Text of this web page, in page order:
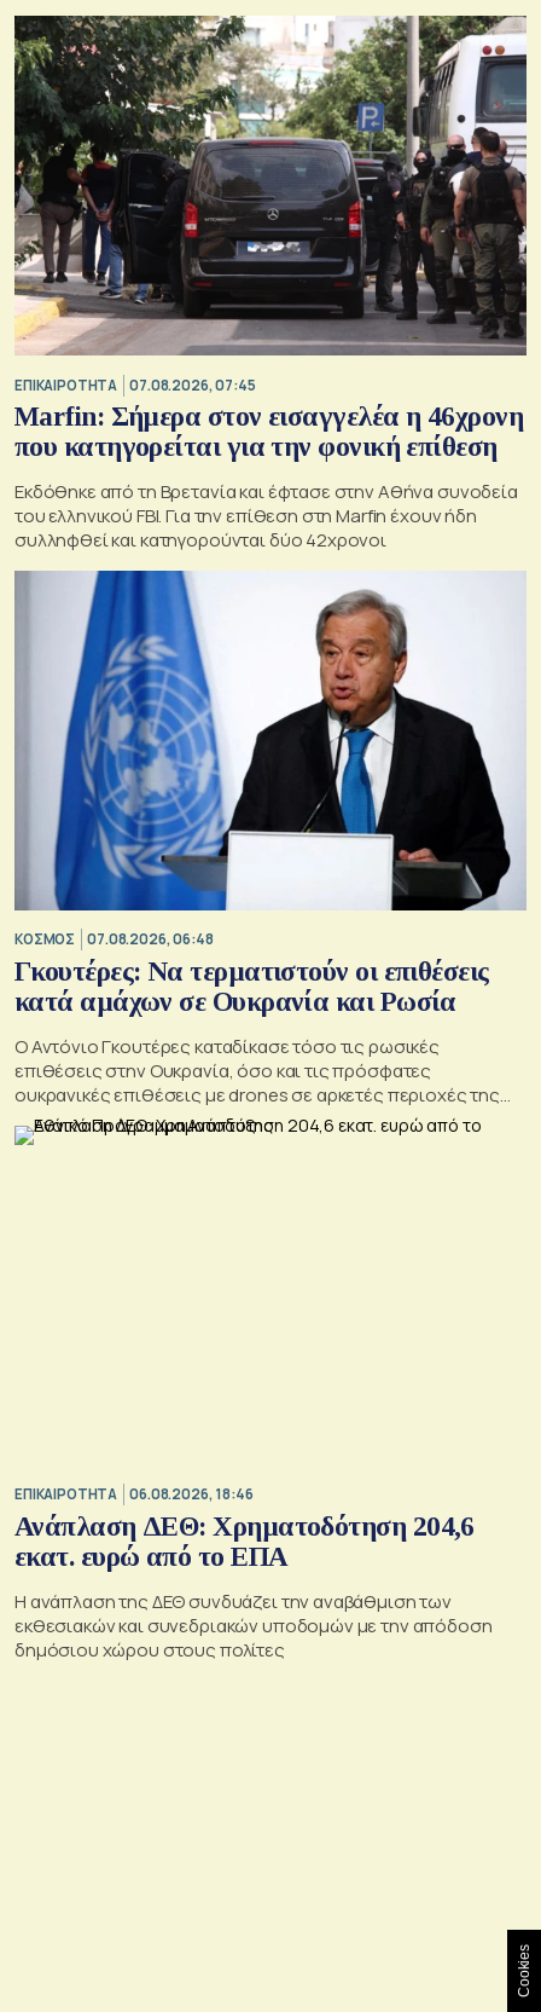
ΕΠΙΚΑΙΡΟΤΗΤΑ 07.08.2026, 07:45
Marfin: Σήμερα στον εισαγγελέα η 46χρονη
που κατηγορείται για την φονική επίθεση
Εκδόθηκε από τη Βρετανία και έφτασε στην Αθήνα συνοδεία
του ελληνικού FBI. Για την επίθεση στη Marfin έχουν ήδη
συλληφθεί και κατηγορούνται δύο 42χρονοι
ΚΟΣΜΟΣ 07.08.2026, 06:48
Γκουτέρες: Να τερματιστούν οι επιθέσεις
κατά αμάχων σε Ουκρανία και Ρωσία
Ο Αντόνιο Γκουτέρες καταδίκασε τόσο τις ρωσικές
επιθέσεις στην Ουκρανία, όσο και τις πρόσφατες
ουκρανικές επιθέσεις με drones σε αρκετές περιοχές της
Ρωσίας, οι οποίες προκάλεσαν απώλειες μεταξύ αμάχων και
ζημιές σε μη στρατιωτικές υποδομές.
ΕΠΙΚΑΙΡΟΤΗΤΑ 06.08.2026, 18:46
Ανάπλαση ΔΕΘ: Χρηματοδότηση 204,6
εκατ. ευρώ από το ΕΠΑ
Η ανάπλαση της ΔΕΘ συνδυάζει την αναβάθμιση των
εκθεσιακών και συνεδριακών υποδομών με την απόδοση
δημόσιου χώρου στους πολίτες
Cookies